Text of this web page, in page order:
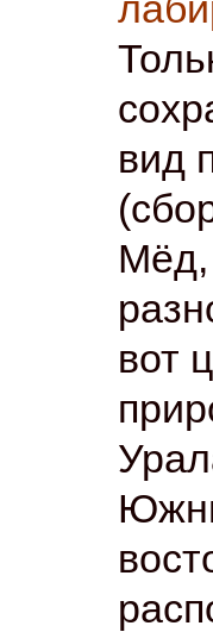
вид
Мёд,
вот